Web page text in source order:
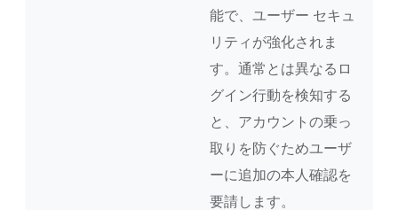
能で、ユーザー セキュ
リティが強化されま
す。通常とは異なるロ
グイン行動を検知する
と、アカウントの乗っ
取りを防ぐためユーザ
ーに追加の本人確認を
要請します。